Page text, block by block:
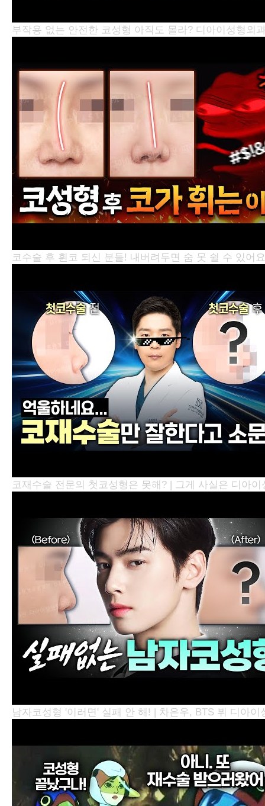
부작용 없는 안전한 코성형 아직도 몰라? 디아이성형외
코수술 후 휜코 되신 분들! 내버려두면 숨 못 쉴 수 있어
코재수술 전문의 첫코성형은 못해? | 그게 사실은 디아이
남자코성형 '이러면' 실패 안 해! | 차은우, BTS 뷔 디아이